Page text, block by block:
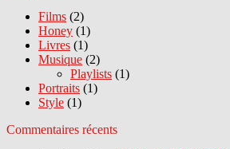
Films (2)
Honey (1)
Livres (1)
Musique (2)
Playlists (1)
Portraits (1)
Style (1)
Commentaires récents